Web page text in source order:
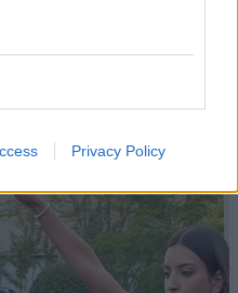
Privacy Policy
Σέρρες:
φως στα αίτια της
προσοχής,